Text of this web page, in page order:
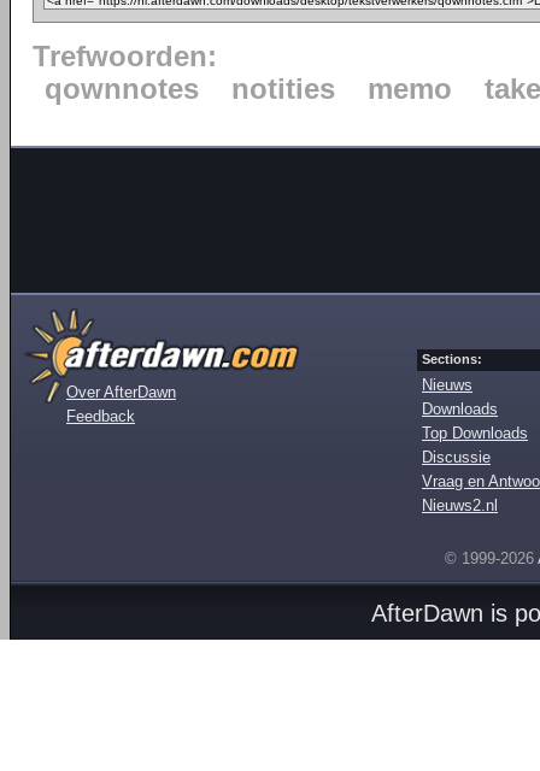
Trefwoorden:
qownnotes
notities memo
Over AfterDawn
Feedback
Sections:
Nieuws
Downloads
Top Downloads
Discussie
Vraag en
Nieuws2.nl
© 1999-2026
AfterDawn is